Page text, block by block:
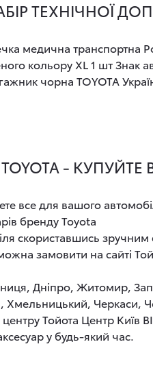
ТЕХНІЧНОЇ
медична
кольору XL 1 шт Знак
чорна TOYOTA
- КУПУЙТЕ В
все для вашого
бренду Toyota
скориставшись
замовити на сайті
Дніпро, Житомир,
Черкаси,
Тойота Центр Київ
у будь-який час.